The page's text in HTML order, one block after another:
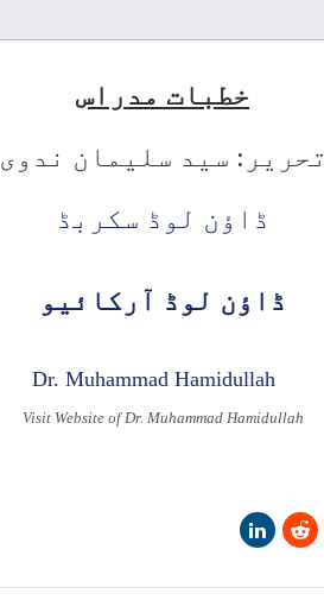
خطبات مدراس
تحریر: سید سلیمان ندوی
ڈاؤن لوڈ سکربڈ
ڈاؤن لوڈ آرکائیو
Visit Website of Dr. Muhammad Hamidullah